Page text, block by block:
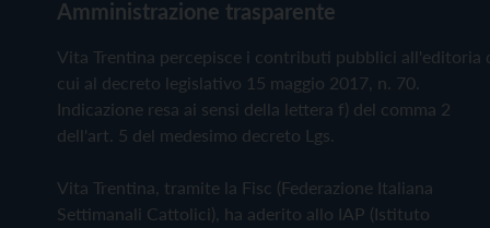
Amministrazione trasparente
Vita Trentina percepisce i contributi pubblici all'editoria
cui al decreto legislativo 15 maggio 2017, n. 70.
Indicazione resa ai sensi della lettera f) del comma 2
dell'art. 5 del medesimo decreto Lgs.
Vita Trentina, tramite la Fisc (Federazione Italiana
Settimanali Cattolici), ha aderito allo IAP (Istituto